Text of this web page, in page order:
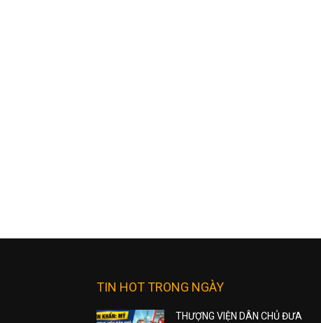
TIN HOT TRONG NGÀY
THƯỢNG VIỆN DÂN CHỦ ĐƯA